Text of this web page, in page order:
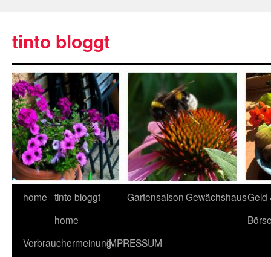
tinto bloggt
home tinto bloggt
home
GartensaisonGewächshausGeld
VerbrauchermeinungIMPRESSUM